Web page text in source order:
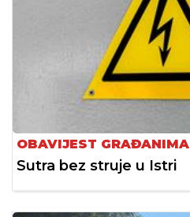
OBAVIJEST GRAĐANIMA
Sutra bez struje u Istri